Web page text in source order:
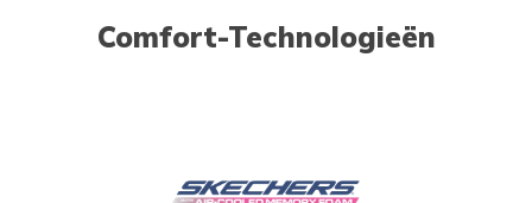
Comfort-Technologieën